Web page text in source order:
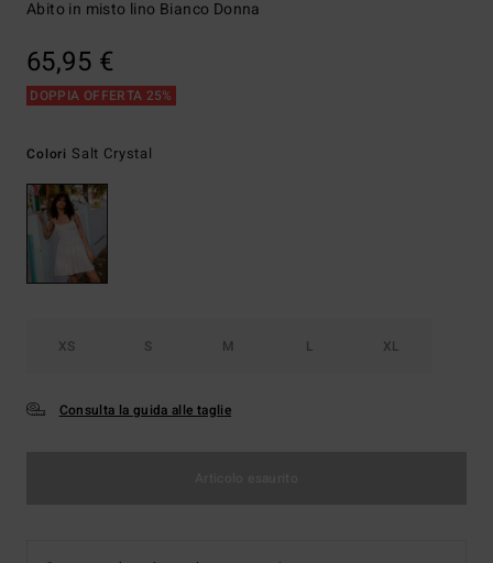
Abito in misto lino Bianco Donna
65,95 €
DOPPIA OFFERTA 25%
Colori Salt Crystal
XS S M L XL
Consulta la guida alle taglie